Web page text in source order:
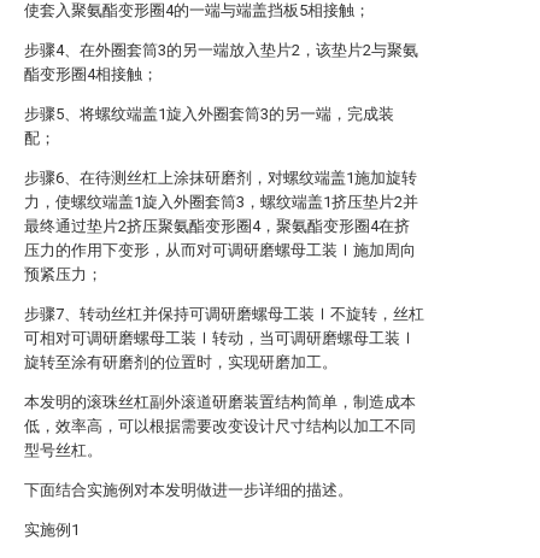
使套入聚氨酯变形圈4的一端与端盖挡板5相接触；
步骤4、在外圈套筒3的另一端放入垫片2，该垫片2与聚氨
酯变形圈4相接触；
步骤5、将螺纹端盖1旋入外圈套筒3的另一端，完成装
配；
步骤6、在待测丝杠上涂抹研磨剂，对螺纹端盖1施加旋转
力，使螺纹端盖1旋入外圈套筒3，螺纹端盖1挤压垫片2并
最终通过垫片2挤压聚氨酯变形圈4，聚氨酯变形圈4在挤
压力的作用下变形，从而对可调研磨螺母工装Ⅰ施加周向
预紧压力；
步骤7、转动丝杠并保持可调研磨螺母工装Ⅰ不旋转，丝杠
可相对可调研磨螺母工装Ⅰ转动，当可调研磨螺母工装Ⅰ
旋转至涂有研磨剂的位置时，实现研磨加工。
本发明的滚珠丝杠副外滚道研磨装置结构简单，制造成本
低，效率高，可以根据需要改变设计尺寸结构以加工不同
型号丝杠。
下面结合实施例对本发明做进一步详细的描述。
实施例1